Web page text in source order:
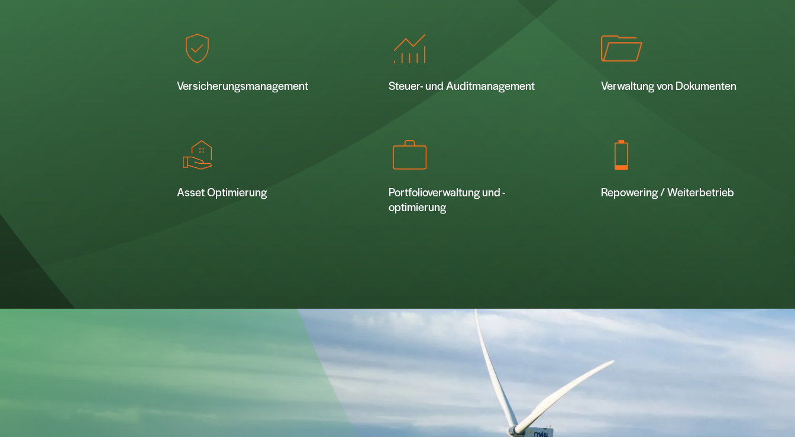
Versicherungsmanagement Steuer- und Auditmanagement Verwaltung von Dokumenten
Asset Optimierung
Portfolioverwaltung und -
optimierung
Repowering / Weiterbetrieb